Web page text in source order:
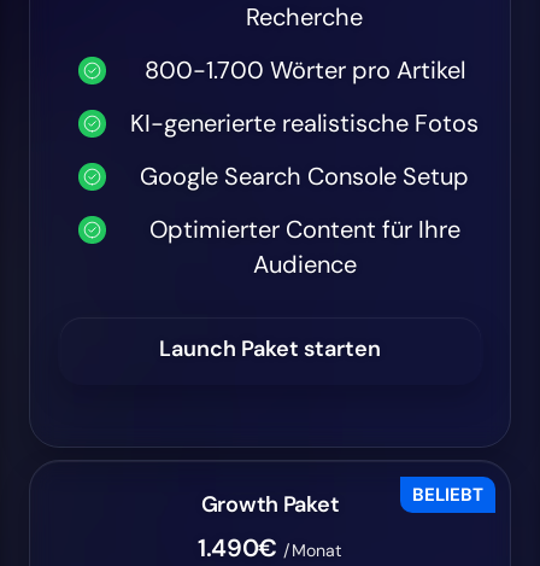
Recherche
800-1.700 Wörter pro Artikel
KI-generierte realistische Fotos
Google Search Console Setup
Optimierter Content für Ihre
Audience
Launch Paket starten
BELIEBT
Growth Paket
1.490€ /Monat